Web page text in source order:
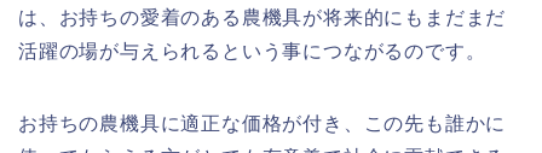
は、お持ちの愛着のある農機具が将来的にもまだまだ
活躍の場が与えられるという事につながるのです。
お持ちの農機具に適正な価格が付き、この先も誰かに